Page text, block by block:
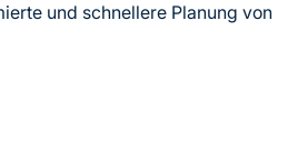
und schnellere Planung von